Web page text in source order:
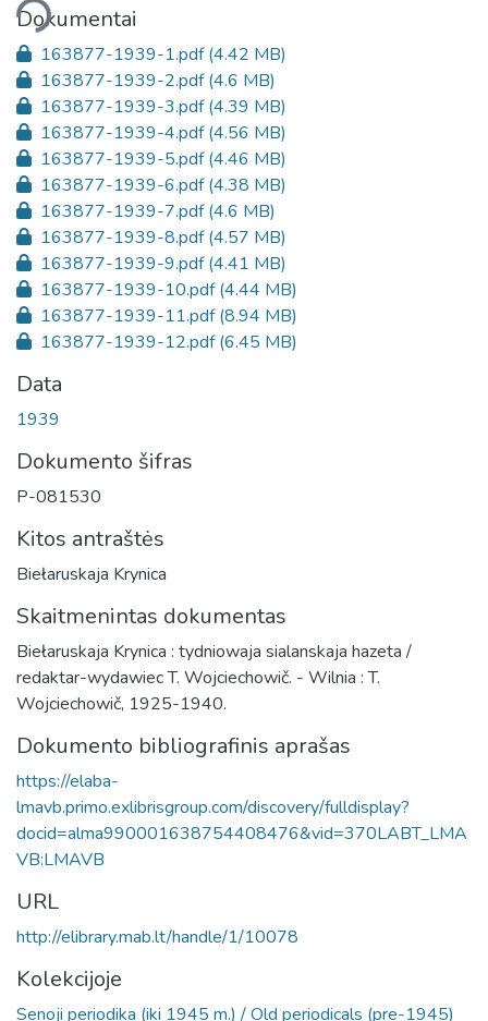
Dokumentai
163877-1939-1.pdf(4.42 MB)
163877-1939-2.pdf(4.6 MB)
163877-1939-3.pdf(4.39 MB)
163877-1939-4.pdf(4.56 MB)
163877-1939-5.pdf(4.46 MB)
163877-1939-6.pdf(4.38 MB)
163877-1939-7.pdf(4.6 MB)
163877-1939-8.pdf(4.57 MB)
163877-1939-9.pdf(4.41 MB)
163877-1939-10.pdf(4.44 MB)
163877-1939-11.pdf(8.94 MB)
163877-1939-12.pdf(6.45 MB)
Data
1939
Dokumento šifras
P-081530
Kitos antraštės
Biełaruskaja Krynica
Skaitmenintas dokumentas
Biełaruskaja Krynica : tydniowaja sialanskaja hazeta /
redaktar-wydawiec T. Wojciechowič. - Wilnia : T.
Wojciechowič, 1925-1940.
Dokumento bibliografinis aprašas
https://elaba-
lmavb.primo.exlibrisgroup.com/discovery/fulldisplay?
docid=alma990001638754408476&vid=370LABT_LMA
VB:LMAVB
URL
http://elibrary.mab.lt/handle/1/10078
Kolekcijoje
Senoji periodika (iki 1945 m.) / Old periodicals (pre-1945)